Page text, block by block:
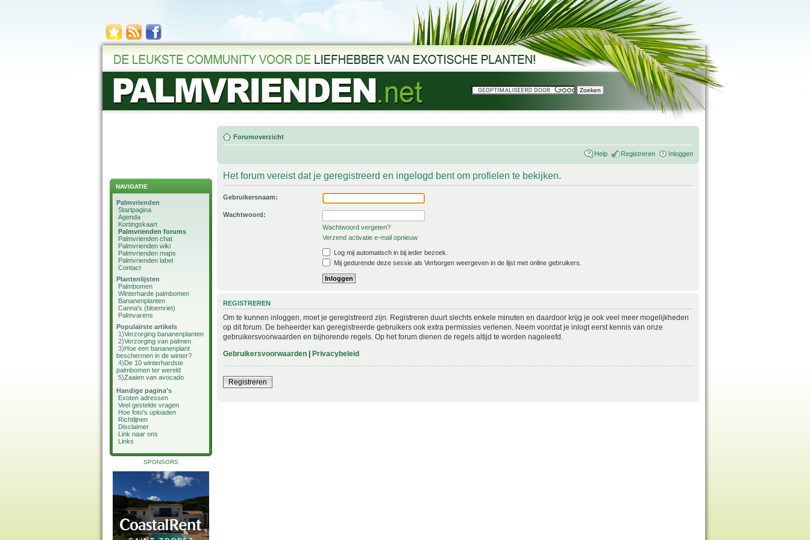
NAVIGATIE
Palmvrienden
Startpagina
Agenda
Kortingskaart
Palmvrienden forums
Palmvrienden chat
Palmvrienden wiki
Palmvrienden maps
Palmvrienden label
Contact
Plantenlijsten
Palmbomen
Winterharde palmbomen
Bananenplanten
Canna's (bloemriet)
Palmvarens
Populairste artikels
1)Verzorging bananenplanten
2)Verzorging van palmen
3)Hoe een bananenplant
beschermen in de winter?
4)De 10 winterhardste
palmbomen ter wereld
5)Zaaien van avocado
Handige pagina's
Exoten adressen
Veel gestelde vragen
Hoe foto's uploaden
Richtlijnen
Disclaimer
Link naar ons
Links
SPONSORS
Forumoverzicht
Help Registreren Inloggen
Het forum vereist dat je geregistreerd en ingelogd bent om profielen te bekijken.
Gebruikersnaam:
Wachtwoord:
Wachtwoord vergeten?
Verzend activatie e-mail opnieuw
Log mij automatisch in bij ieder bezoek.
Mij gedurende deze sessie als Verborgen weergeven in de lijst met online gebruikers.
REGISTREREN
Om te kunnen inloggen, moet je geregistreerd zijn. Registreren duurt slechts enkele minuten en daardoor krijg je ook veel meer mogelijkheden
op dit forum. De beheerder kan geregistreerde gebruikers ook extra permissies verlenen. Neem voordat je inlogt eerst kennis van onze
gebruikersvoorwaarden en bijhorende regels. Op het forum dienen de regels altijd te worden nageleefd.
Gebruikersvoorwaarden | Privacybeleid
Registreren